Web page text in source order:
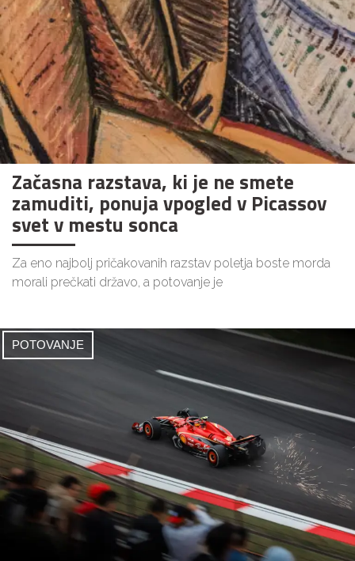
Začasna razstava, ki je ne smete
zamuditi, ponuja vpogled v Picassov
svet v mestu sonca
Za eno najbolj pričakovanih razstav poletja boste morda
morali prečkati državo, a potovanje je
POTOVANJE